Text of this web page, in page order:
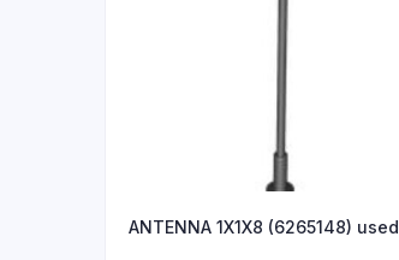
ANTENNA 1X1X8 (6265148) used